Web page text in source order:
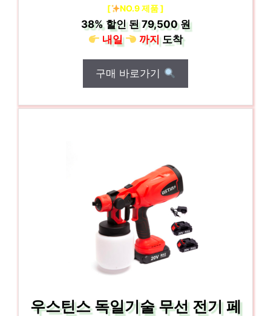
[ NO.9 제품 ]
38%할인 된79,500 원
내일
까지도착
구매 바로가기
우스틴스 독일기술 무선 전기 페